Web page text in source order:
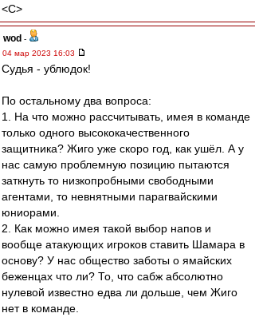
<C>
wod -
04 мар 2023 16:03
Судья - ублюдок!
По остальному два вопроса:
1. На что можно рассчитывать, имея в команде
только одного высококачественного
защитника? Жиго уже скоро год, как ушёл. А у
нас самую проблемную позицию пытаются
заткнуть то низкопробными свободными
агентами, то невнятными парагвайскими
юниорами.
2. Как можно имея такой выбор напов и
вообще атакующих игроков ставить Шамара в
основу? У нас общество заботы о ямайских
беженцах что ли? То, что сабж абсолютно
нулевой известно едва ли дольше, чем Жиго
нет в команде.